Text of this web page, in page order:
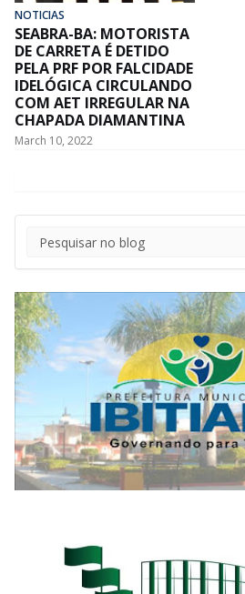
NOTICIAS
SEABRA-BA: MOTORISTA
DE CARRETA É DETIDO
PELA PRF POR FALCIDADE
IDELÓGICA CIRCULANDO
COM AET IRREGULAR NA
CHAPADA DIAMANTINA
March 10, 2022